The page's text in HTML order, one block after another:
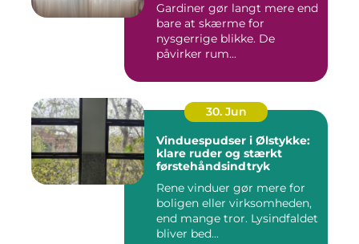
Gardiner gør langt mere end
bare at skærme for
nysgerrige blikke. De
påvirker rum...
30. Jun
Vinduespudser i Ølstykke:
klare ruder og stærkt
førstehåndsindtryk
Rene vinduer gør mere for
boligen eller virksomheden,
end mange tror. Lysindfaldet
bliver bed...